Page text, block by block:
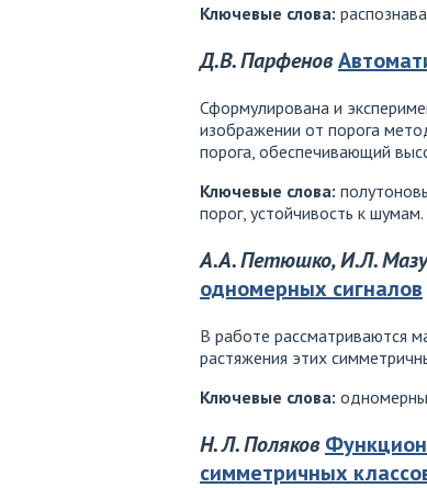
Ключевые слова:
Д.В. Парфенов
Сформулирована и
изображении от порога
порога, обеспечивающий
Ключевые слова:
порог, устойчивость к шумам.
А.А. Петюшко, И.Л.
одномерных сигналов
В работе рассматриваются
растяжения этих
Ключевые слова:
Н. Л. Поляков
симметричных